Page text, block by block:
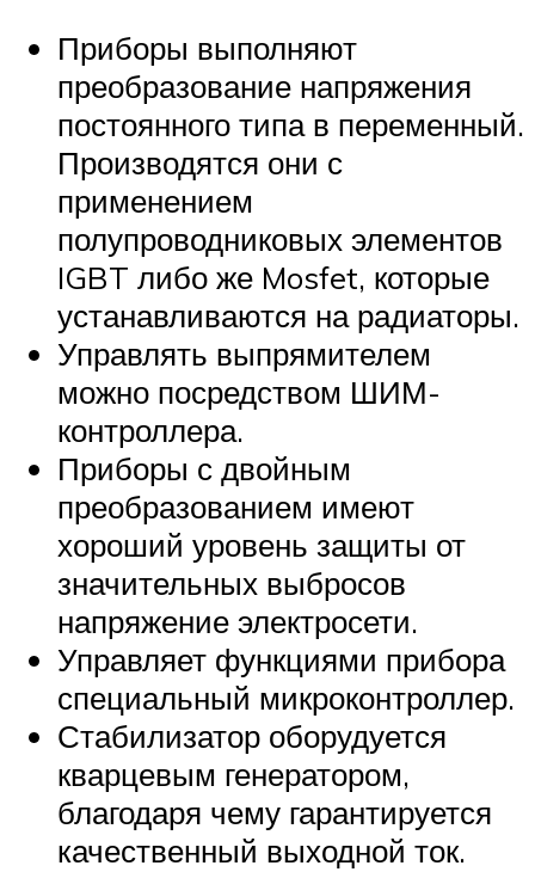
Приборы выполняют
преобразование напряжения
постоянного типа в переменный.
Производятся они с
применением
полупроводниковых элементов
IGBT либо же Mosfet, которые
устанавливаются на радиаторы.
Управлять выпрямителем
можно посредством ШИМ-
контроллера.
Приборы с двойным
преобразованием имеют
хороший уровень защиты от
значительных выбросов
напряжение электросети.
Управляет функциями прибора
специальный микроконтроллер.
Стабилизатор оборудуется
кварцевым генератором,
благодаря чему гарантируется
качественный выходной ток.